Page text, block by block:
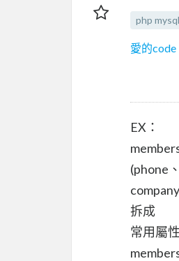
php
愛的code
EX：
(phone
拆成
常用屬